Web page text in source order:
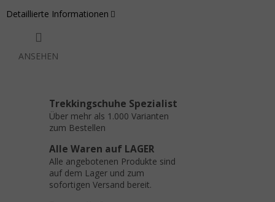
Detaillierte Informationen
ANSEHEN
Trekkingschuhe Spezialist
Über mehr als 1.000 Varianten
zum Bestellen
Alle Waren auf LAGER
Alle angebotenen Produkte sind
auf dem Lager und zum
sofortigen Versand bereit.